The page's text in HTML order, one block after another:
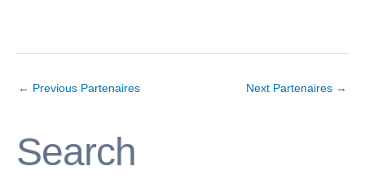
← Previous Partenaires Next Partenaires →
Search